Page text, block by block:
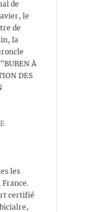
de
le
de
la
À
DES
les
certifié